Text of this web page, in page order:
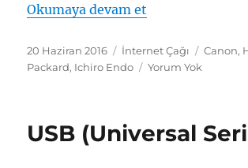
Okumaya devam et
Yayın
tarihi
20 Haziran 2016 Kategoriler
İnternet Çağı Etiketler
Canon,
Packard, Ichiro Endo Yorum Yok
USB (Universal